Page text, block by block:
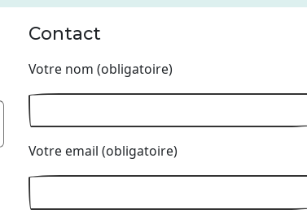
Contact
Votre nom (obligatoire)
Votre email (obligatoire)